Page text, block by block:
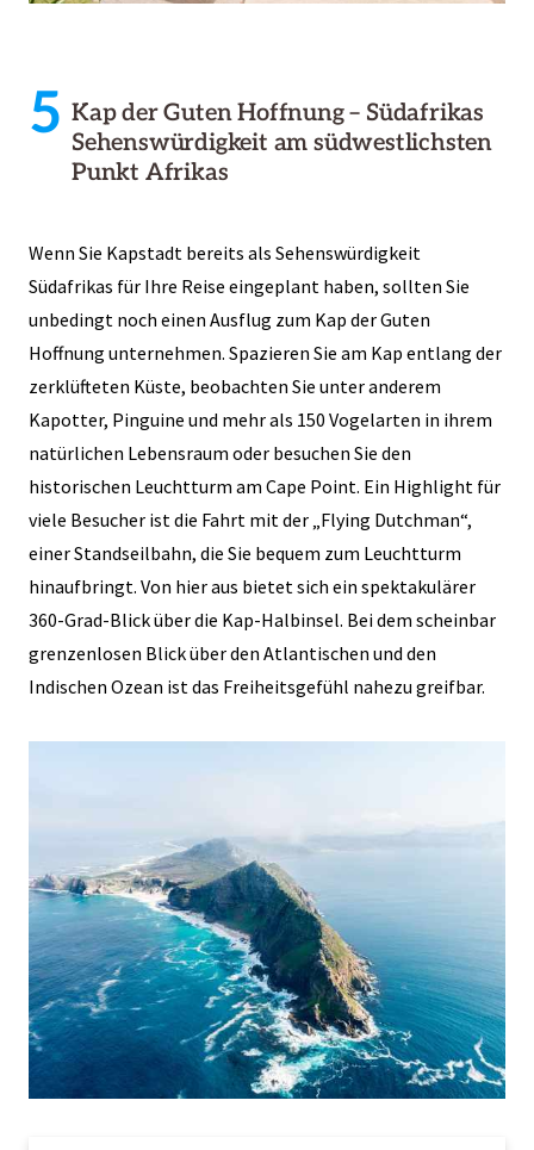
5 Kap der Guten Hoffnung – Südafrikas
Sehenswürdigkeit am südwestlichsten
Punkt Afrikas
Wenn Sie Kapstadt bereits als Sehenswürdigkeit
Südafrikas für Ihre Reise eingeplant haben, sollten Sie
unbedingt noch einen Ausflug zum Kap der Guten
Hoffnung unternehmen. Spazieren Sie am Kap entlang der
zerklüfteten Küste, beobachten Sie unter anderem
Kapotter, Pinguine und mehr als 150 Vogelarten in ihrem
natürlichen Lebensraum oder besuchen Sie den
historischen Leuchtturm am Cape Point. Ein Highlight für
viele Besucher ist die Fahrt mit der „Flying Dutchman“,
einer Standseilbahn, die Sie bequem zum Leuchtturm
hinaufbringt. Von hier aus bietet sich ein spektakulärer
360-Grad-Blick über die Kap-Halbinsel. Bei dem scheinbar
grenzenlosen Blick über den Atlantischen und den
Indischen Ozean ist das Freiheitsgefühl nahezu greifbar.